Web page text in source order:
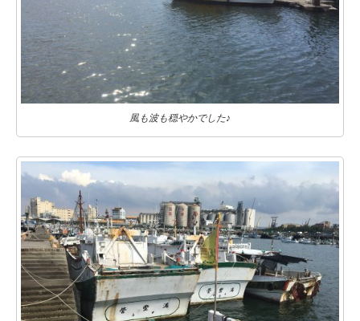
風も波も穏やかでした♪